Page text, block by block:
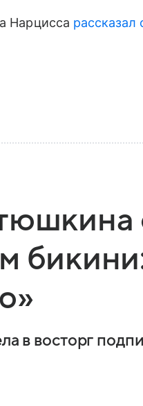
Нарцисса рассказал
в восторг